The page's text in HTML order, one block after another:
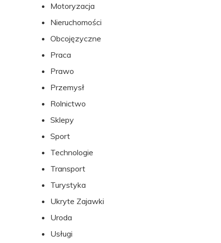
Motoryzacja
Nieruchomości
Obcojęzyczne
Praca
Prawo
Przemysł
Rolnictwo
Sklepy
Sport
Technologie
Transport
Turystyka
Ukryte Zajawki
Uroda
Usługi